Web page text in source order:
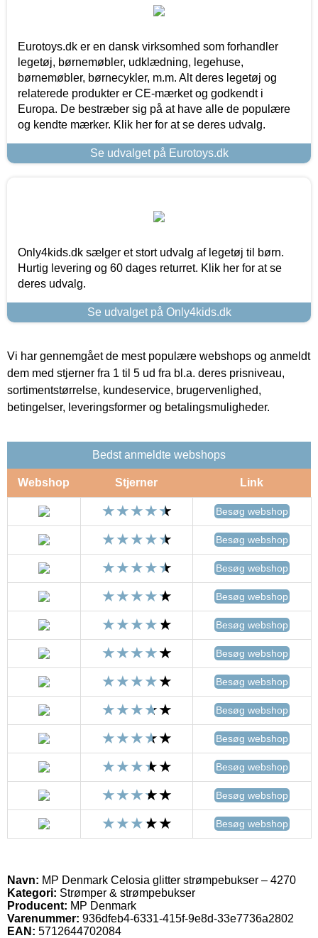
Eurotoys.dk er en dansk virksomhed som forhandler
legetøj, børnemøbler, udklædning, legehuse,
børnemøbler, børnecykler, m.m. Alt deres legetøj og
relaterede produkter er CE-mærket og godkendt i
Europa. De bestræber sig på at have alle de populære
og kendte mærker. Klik her for at se deres udvalg.
Se udvalget på Eurotoys.dk
Only4kids.dk sælger et stort udvalg af legetøj til børn.
Hurtig levering og 60 dages returret. Klik her for at se
deres udvalg.
Se udvalget på Only4kids.dk
Vi har gennemgået de mest populære webshops og anmeldt
dem med stjerner fra 1 til 5 ud fra bl.a. deres prisniveau,
sortimentstørrelse, kundeservice, brugervenlighed,
betingelser, leveringsformer og betalingsmuligheder.
Bedst anmeldte webshops
Webshop Stjerner Link
Besøg webshop
Besøg webshop
Besøg webshop
Besøg webshop
Besøg webshop
Besøg webshop
Besøg webshop
Besøg webshop
Besøg webshop
Besøg webshop
Besøg webshop
Besøg webshop
Navn: MP Denmark Celosia glitter strømpebukser – 4270
Kategori: Strømper & strømpebukser
Producent: MP Denmark
Varenummer: 936dfeb4-6331-415f-9e8d-33e7736a2802
EAN: 5712644702084